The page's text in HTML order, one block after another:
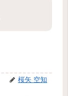
桜矢 空知